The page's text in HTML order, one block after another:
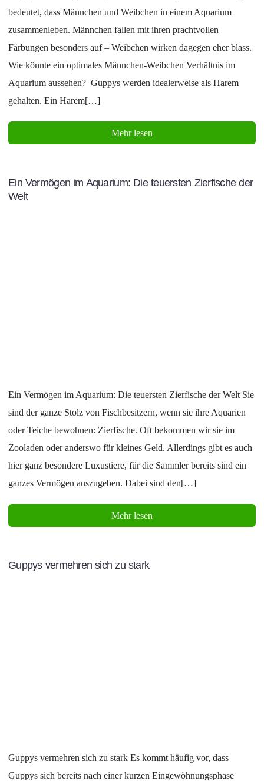
bedeutet, dass Männchen und Weibchen in einem Aquarium
zusammenleben. Männchen fallen mit ihren prachtvollen
Färbungen besonders auf – Weibchen wirken dagegen eher blass.
Wie könnte ein optimales Männchen-Weibchen Verhältnis im
Aquarium aussehen? Guppys werden idealerweise als Harem
gehalten. Ein Harem[…]
Mehr lesen
Ein Vermögen im Aquarium: Die teuersten Zierfische der
Welt
Ein Vermögen im Aquarium: Die teuersten Zierfische der Welt Sie
sind der ganze Stolz von Fischbesitzern, wenn sie ihre Aquarien
oder Teiche bewohnen: Zierfische. Oft bekommen wir sie im
Zooladen oder anderswo für kleines Geld. Allerdings gibt es auch
hier ganz besondere Luxustiere, für die Sammler bereits sind ein
ganzes Vermögen auszugeben. Dabei sind den[…]
Mehr lesen
Guppys vermehren sich zu stark
Guppys vermehren sich zu stark Es kommt häufig vor, dass
Guppys sich bereits nach einer kurzen Eingewöhnungsphase